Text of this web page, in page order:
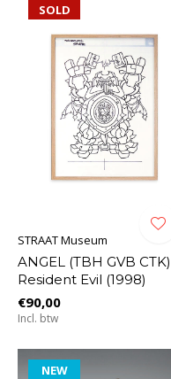
SOLD
STRAAT Museum
ANGEL (TBH GVB
Resident Evil (1998)
€90,00
Incl. btw
NEW